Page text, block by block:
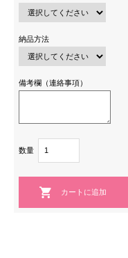
納品方法
備考欄（連絡事項）
数量